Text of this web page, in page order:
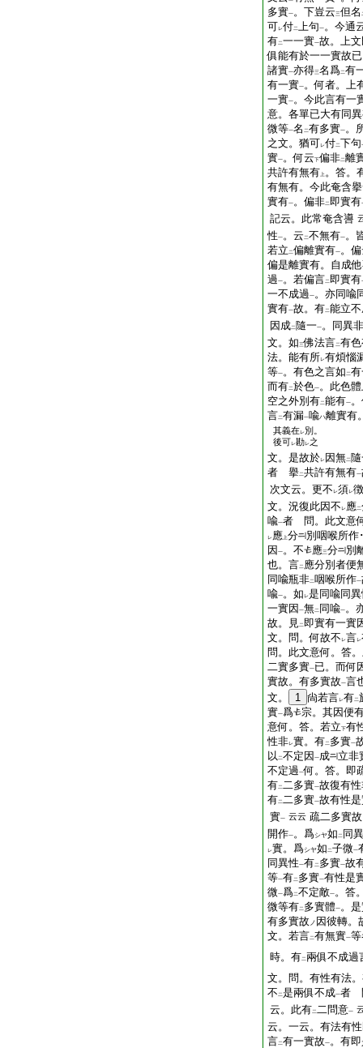
多實一。下豈云三但名
可レ付二上句一。今通
有二一一實一故。上
俱能有於一一實故
諸實一亦得三名爲二有
有一實一。何者。上
一實一。今此言有一
意。各單已大有同
微等一名 二有多實一。
之文。猶可レ付二下句
實一。何云下偏非二離
共許有無有 上 。答。
有無有。今此奄含
實有一。偏非二 即實有
記云。此常奄含噵
性一。云 二不無有一。
若立 二偏離實有一。
偏是離實有。自成
過一。若偏言二 即實有
一不成過一。亦同喩
實有一故。有二能立
因成二 隨一一。同異
文。如三佛法言二有
法。能有所レ有煩惱
等一。有色之言如 二
而有二於色一。此色
空之外別有二能有一
言二有漏一喩ハ離實有
其義在レ別。
後可レ勘レ之
文。是故於レ 因無二
者 擧二共許有無有一
次文云。更不 レ須レ
文。況復此因不 レ應二
喩一者 問。此文意
レ應 上分
別咽喉所作
因 一。不 應三分
別
也。言二 應分別者便
同喩瓶非二咽喉所作一
喩一。如 レ是同喩同
一實因 一無二 同喩一。
故。見二 即實有一實
文。問。何故不 レ言レ
問。此文意何。答
二實多實一已。而何
實故。有多實故一言
文。
1 尙若言レ有二
實一爲
宗。其因便
意何。答。若立下有
性非レ實。有二 多實一
以 二不定因 一成
立非
不定過一何。答。即
有二二多實一故復有
有二二多實一故有性
實一 云云 疏二多實故
開作一。爲シヤ如 二 同
レ實。爲シヤ如 二子微一
同異性一有二 多實一故
等一有二 多實一有性是
微一爲二不定敵一。答
微等有二 多實體一。
有多實故 ノ 因彼轉。
文。若言二有無實一
時。有二兩俱不成過
文。問。有性有法
不 二是兩俱不成一者
云。此有二二問意一
云。一云。有法有
言二有一實故一。有